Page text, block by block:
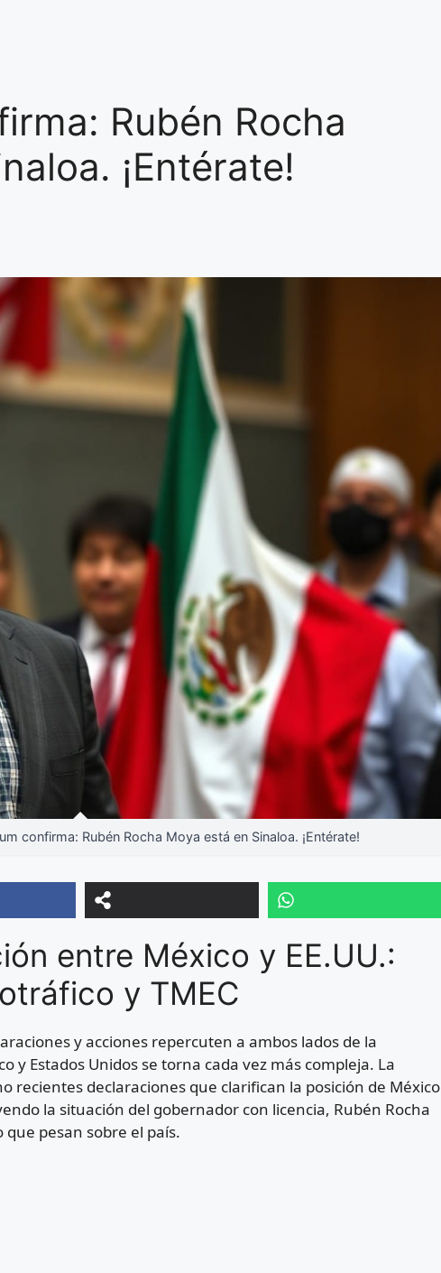
Rubén Rocha
¡Entérate!
confirma: Rubén Rocha Moya está en Sinaloa. ¡Entérate!
entre México y EE.UU.:
y TMEC
y acciones repercuten a ambos lados de la
Estados Unidos se torna cada vez más compleja. La
recientes declaraciones que clarifican la posición de México
la situación del gobernador con licencia, Rubén Rocha
pesan sobre el país.